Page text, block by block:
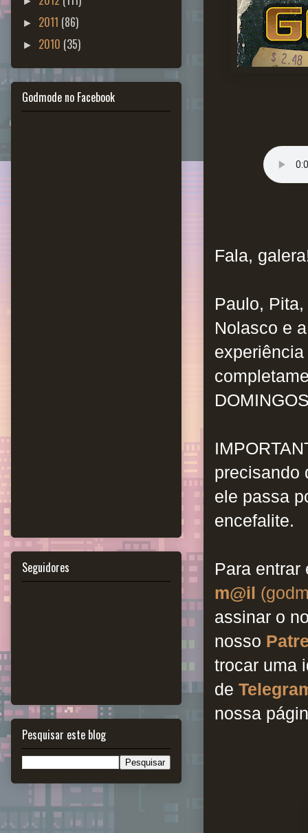
Fala,
Paulo,
Nolasco e
precisando
ele passa
encefalite.
Para
m@il
assinar o
nosso
trocar uma
de
nossa
► 2011 (86)
► 2010 (35)
Godmode no Facebook
Seguidores
Pesquisar este blog